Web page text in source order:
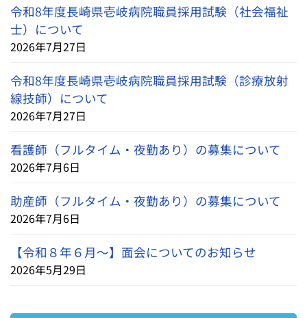
令和8年度長崎県壱岐病院職員採用試験（社会福祉
士）について
2026年7月27日
令和8年度長崎県壱岐病院職員採用試験（診療放射
線技師）について
2026年7月27日
看護師（フルタイム・夜勤あり）の募集について
2026年7月6日
助産師（フルタイム・夜勤あり）の募集について
2026年7月6日
【令和８年６月～】面会についてのお知らせ
2026年5月29日